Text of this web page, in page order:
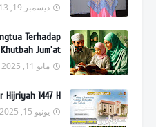
ديسمبر 19, 2013
Terhadap
Jum'at
مايو 11, 2025
Hijriyah 1447 H
يونيو 15, 2025